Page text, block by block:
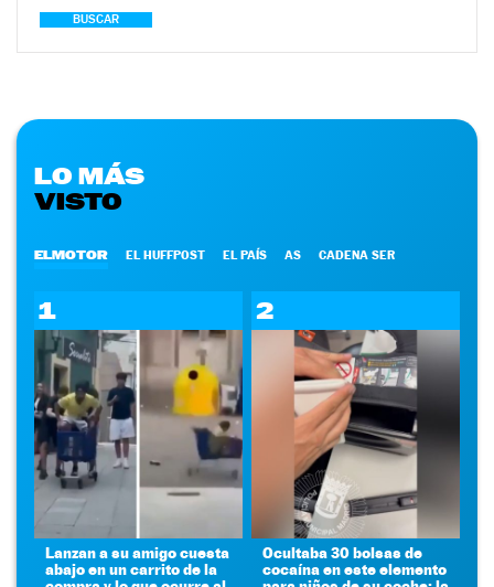
BUSCAR
LO MÁS
VISTO
ELMOTOR EL HUFFPOST EL PAÍS AS CADENA SER
1
Lanzan a su amigo cuesta
abajo en un carrito de la
2
Ocultaba 30 bolsas de
cocaína en este elemento